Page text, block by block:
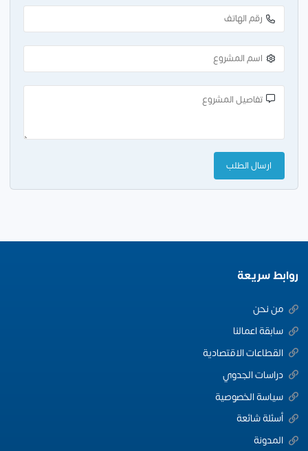
روابط سريعة
من نحن
سابقة اعمالنا
القطاعات الاقتصادية
دراسات الجدوي
سياسة الخصوصية
أسئلة شائعة
المدونة